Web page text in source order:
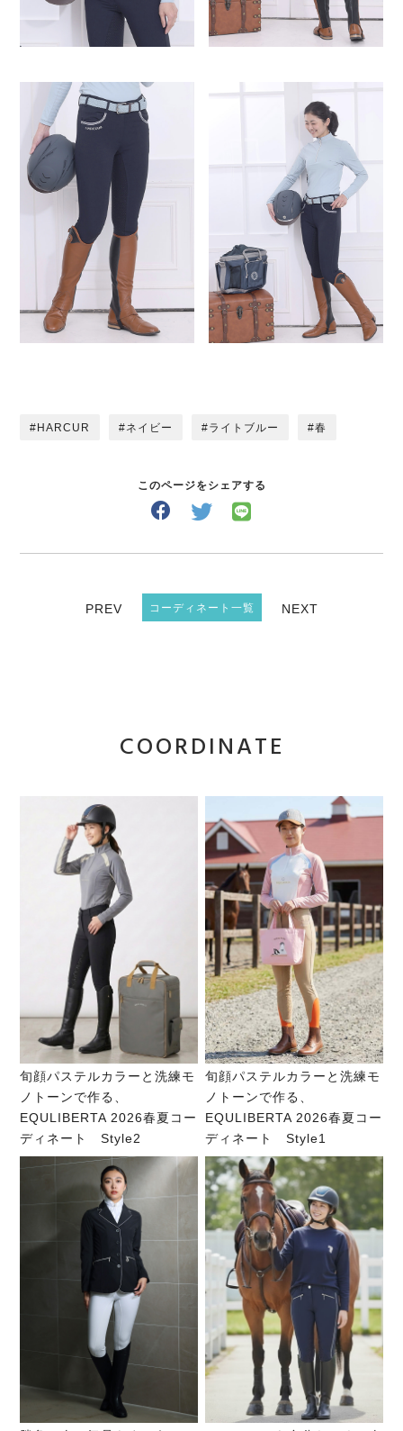
HARCUR ネイビー ライトブルー 春
このページをシェアする
PREV コーディネート一覧 NEXT
COORDINATE
旬顔パステルカラーと洗練モ
ノトーンで作る、
EQULIBERTA 2026春夏コー
ディネート Style2
旬顔パステルカラーと洗練モ
ノトーンで作る、
EQULIBERTA 2026春夏コー
ディネート Style1